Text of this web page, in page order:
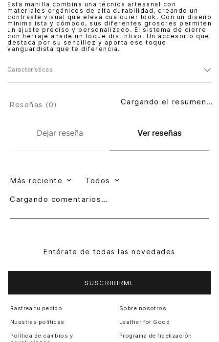
Esta manilla combina una técnica artesanal con
materiales orgánicos de alta durabilidad, creando un
contraste visual que eleva cualquier look. Con un diseño
minimalista y cómodo, sus diferentes grosores permiten
un ajuste preciso y personalizado. El sistema de cierre
con herraje añade un toque distintivo. Un accesorio que
destaca por su sencillez y aporta ese toque
vanguardista que te diferencia.
Características
Dejar reseña Ver reseñas
Reseñas (0) Cargando el resumen…
Más reciente Todos
Cargando comentarios…
Entérate de todas las novedades
SUSCRIBIRME
Rastrea tu pedido
Nuestras políticas
Política de cambios y
Sobre nosotros
Leather for Good
Programa de fidelización